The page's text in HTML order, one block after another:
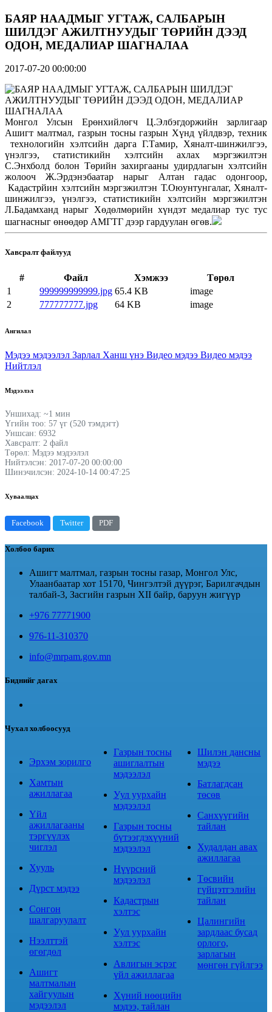
БАЯР НААДМЫГ УГТАЖ, САЛБАРЫН
ШИЛДЭГ АЖИЛТНУУДЫГ ТӨРИЙН ДЭЭД
ОДОН, МЕДАЛИАР ШАГНАЛАА
2017-07-20 00:00:00
Монгол Улсын Ерөнхийлөгч Ц.Элбэгдоржийн зарлигаар
Ашигт малтмал, газрын тосны газрын Хүнд үйлдвэр, техник
технологийн хэлтсийн дарга Г.Тамир, Хяналт-шинжилгээ,
үнэлгээ, статистикийн хэлтсийн ахлах мэргэжилтэн
С.Энхболд болон Төрийн захиргааны удирдлагын хэлтсийн
жолооч Ж.Эрдэнэбаатар нарыг Алтан гадас одонгоор,
Кадастрйин хэлтсийн мэргэжилтэн Т.Оюунтунгалаг, Хяналт-
шинжилгээ, үнэлгээ, статистикийн хэлтсийн мэргэжилтэн
Л.Бадамханд нарыг Хөдөлмөрийн хүндэт медалиар тус тус
шагнасныг өнөөдөр АМГТГ дээр гардуулан өгөв.
Хавсралт файлууд
# Файл Хэмжээ
Төрөл
1
999999999999.jpg 65.4 KB
image
2
777777777.jpg 64 KB image
Ангилал
Мэдээ мэдээлэл Зарлал Ханш үнэ Видео мэдээ Видео мэдээ
Нийтлэл
Мэдээлэл
Уншихад: ~1 мин
Үгийн тоо: 57 үг (520 тэмдэгт)
Уншсан: 6932
Хавсралт: 2 файл
Төрөл: Мэдээ мэдээлэл
Нийтэлсэн: 2017-07-20 00:00:00
Шинэчилсэн: 2024-10-14 00:47:25
Хуваалцах
Facebook Twitter PDF
Холбоо барих
Ашигт малтмал, газрын тосны газар, Монгол Улс,
Улаанбаатар хот 15170, Чингэлтэй дүүрэг, Барилгачдын
талбай-3, Засгийн газрын XII байр, баруун жигүүр
+976 77771900
976-11-310370
info@mrpam.gov.mn
Биднийг дагах
Чухал холбоосууд
Эрхэм зорилго
Хамтын
ажиллагаа
Үйл
ажиллагааны
тэргүүлэх
чиглэл
Хууль
Дүрст мэдээ
Сонгон
шалгаруулалт
Нээлттэй
өгөгдөл
Ашигт
малтмалын
хайгуулын
мэдээлэл
Газрын тосны
ашиглалтын
мэдээлэл
Уул уурхайн
мэдээлэл
Газрын тосны
бүтээгдэхүүний
мэдээлэл
Нүүрсний
мэдээлэл
Кадастрын
хэлтэс
Уул уурхайн
хэлтэс
Авлигын эсрэг
үйл ажиллагаа
Хүний нөөцийн
мэдээ, тайлан
Шилэн дансны
мэдээ
Батлагдсан
төсөв
Санхүүгийн
тайлан
Худалдан авах
ажиллагаа
Төсвийн
гүйцэтгэлийн
тайлан
Цалингийн
зардлаас бусад
орлого,
зарлагын
мөнгөн гүйлгээ